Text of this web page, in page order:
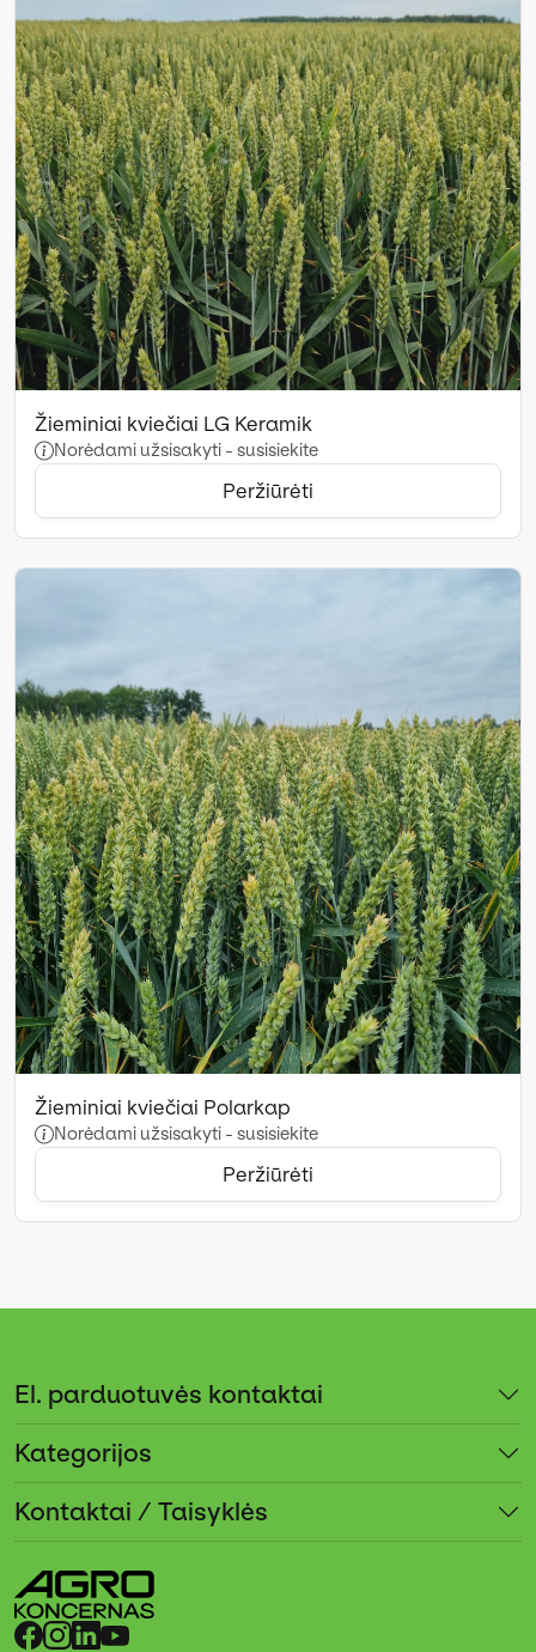
Žieminiai kviečiai LG Keramik
Norėdami užsisakyti - susisiekite
Peržiūrėti
Žieminiai kviečiai Polarkap
Norėdami užsisakyti - susisiekite
Peržiūrėti
El. parduotuvės kontaktai
Kategorijos
Kontaktai / Taisyklės